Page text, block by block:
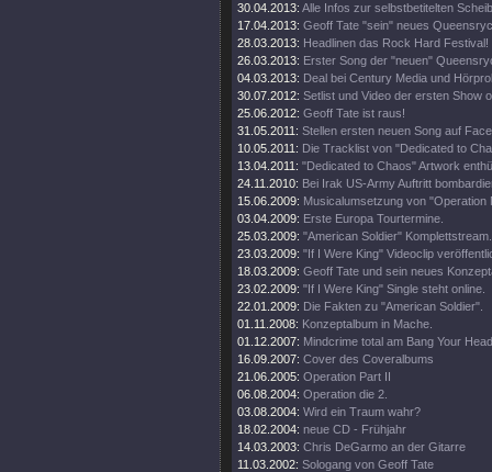
30.04.2013: Alle Infos zur selbstbetitelten
17.04.2013: Geoff Tate "sein" neues
28.03.2013: Headlinen das Rock Hard Festival!
26.03.2013: Erster Song der "neuen"
04.03.2013: Deal bei Century Media und
30.07.2012: Setlist und Video der ersten Show
25.06.2012: Geoff Tate ist raus!
31.05.2011: Stellen ersten neuen Song auf
10.05.2011: Die Tracklist von "Dedicated to
13.04.2011: "Dedicated to Chaos" Artwork
24.11.2010: Bei Irak US-Army Auftritt
15.06.2009: Musicalumsetzung von "Operation
03.04.2009: Erste Europa Tourtermine.
25.03.2009: "American Soldier" Komplettstream.
23.03.2009: "If I Were King" Videoclip
18.03.2009: Geoff Tate und sein neues
23.02.2009: "If I Were King" Single steht online.
22.01.2009: Die Fakten zu "American Soldier".
01.11.2008: Konzeptalbum in Mache.
01.12.2007: Mindcrime total am Bang Your
16.09.2007: Cover des Coveralbums
21.06.2005: Operation Part II
06.08.2004: Operation die 2.
03.08.2004: Wird ein Traum wahr?
18.02.2004: neue CD - Frühjahr
14.03.2003: Chris DeGarmo an der Gitarre
11.03.2002: Sologang von Geoff Tate